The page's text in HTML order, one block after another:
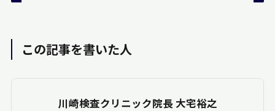
この記事を書いた人
川崎検査クリニック院長 大宅裕之